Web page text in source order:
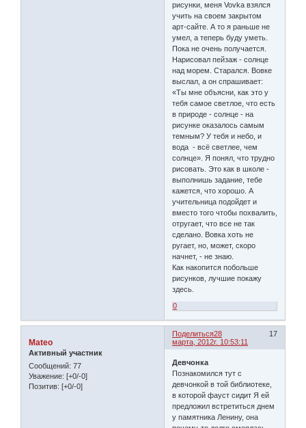
рисунки, меня Vovka взялся
учить на своем закрытом
арт-сайте. А то я раньше не
умел, а теперь буду уметь.
Пока не очень получается.
Нарисовал пейзаж - солнце
над морем. Старался. Вовке
выслал, а он спрашивает:
«Ты мне объясни, как это у
тебя самое светлое, что есть
в природе - солнце - на
рисунке оказалось самым
темным? У тебя и небо, и
вода - всё светлее, чем
солнце». Я понял, что трудно
рисовать. Это как в школе -
выполнишь задание, тебе
кажется, что хорошо. А
учительница подойдет и
вместо того чтобы похвалить,
отругает, что все не так
сделано. Вовка хоть не
ругает, но, может, скоро
начнет, - не знаю.
Как накопится побольше
рисунков, лучшие покажу
здесь.
0
Поделиться 17
28
марта, 2012г. 10:53:11
Mateo
Активный участник
Сообщений: 77
Уважение: [+0/-0]
Позитив: [+0/-0]
Девчонка
Познакомился тут с
девчонкой в той библиотеке,
в которой фауст сидит Я ей
предложил встретиться днем
у памятника Ленину, она